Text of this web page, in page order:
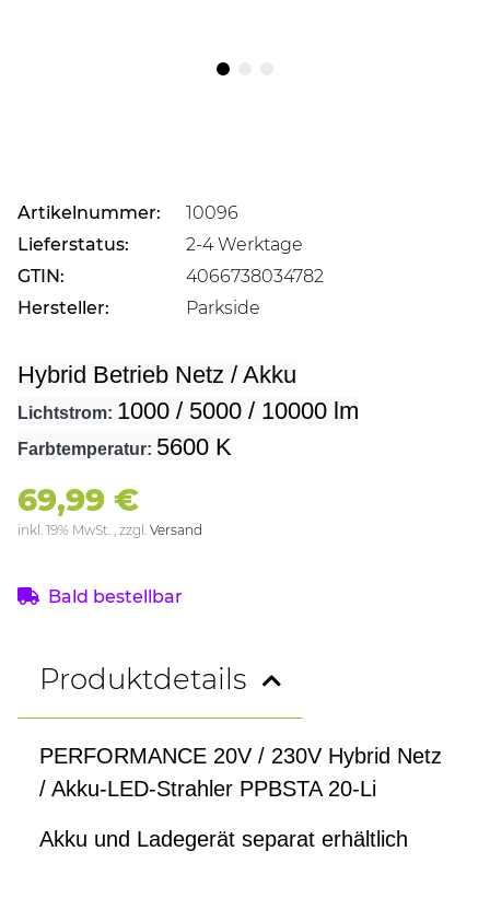
Artikelnummer:
10096
Lieferstatus:
2-4 Werktage
GTIN:
4066738034782
Hersteller:
Parkside
Hybrid Betrieb Netz / Akku
Lichtstrom: 1000 / 5000 / 10000 lm
Farbtemperatur: 5600 K
69,99 €
inkl. 19% MwSt. , zzgl. Versand
Bald bestellbar
Produktdetails
PERFORMANCE 20V / 230V Hybrid Netz
/ Akku-LED-Strahler PPBSTA 20-Li
Akku und Ladegerät separat erhältlich